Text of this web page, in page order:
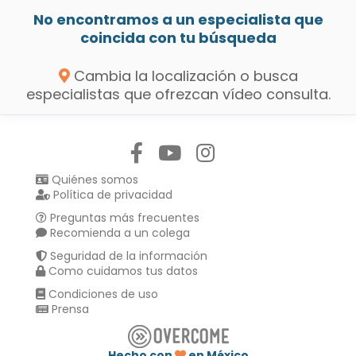
No encontramos a un especialista que
coincida con tu búsqueda
Cambia la localización o busca
especialistas que ofrezcan vídeo consulta.
Quiénes somos
Política de privacidad
Preguntas más frecuentes
Recomienda a un colega
Seguridad de la información
Como cuidamos tus datos
Condiciones de uso
Prensa